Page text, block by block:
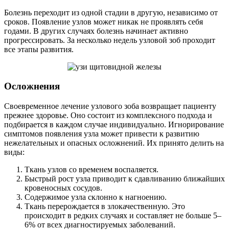
Болезнь переходит из одной стадии в другую, независимо от
сроков. Появление узлов может никак не проявлять себя
годами. В других случаях болезнь начинает активно
прогрессировать. За несколько недель узловой зоб проходит
все этапы развития.
Осложнения
Своевременное лечение узлового зоба возвращает пациенту
прежнее здоровье. Оно состоит из комплексного подхода и
подбирается в каждом случае индивидуально. Игнорирование
симптомов появления узла может привести к развитию
нежелательных и опасных осложнений. Их принято делить на
виды:
Ткань узлов со временем воспаляется.
Быстрый рост узла приводит к сдавливанию ближайших
кровеносных сосудов.
Содержимое узла склонно к нагноению.
Ткань перерождается в злокачественную. Это
происходит в редких случаях и составляет не больше 5–
6% от всех диагностируемых заболеваний.